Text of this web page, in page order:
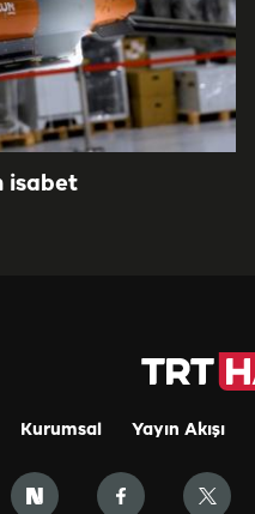
isabet
Kurumsal Yayın Akışı